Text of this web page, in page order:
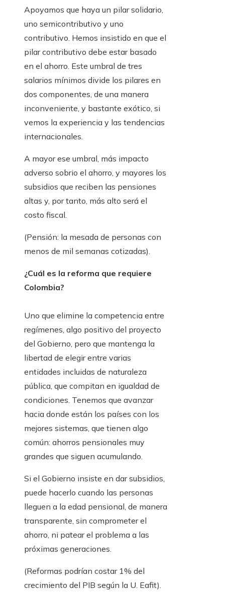
Apoyamos que haya un pilar solidario,
uno semicontributivo y uno
contributivo. Hemos insistido en que el
pilar contributivo debe estar basado
en el ahorro. Este umbral de tres
salarios mínimos divide los pilares en
dos componentes, de una manera
inconveniente, y bastante exótico, si
vemos la experiencia y las tendencias
internacionales.
A mayor ese umbral, más impacto
adverso sobrio el ahorro, y mayores los
subsidios que reciben las pensiones
altas y, por tanto, más alto será el
costo fiscal.
(Pensión: la mesada de personas con
menos de mil semanas cotizadas).
¿Cuál es la reforma que requiere
Colombia?
Uno que elimine la competencia entre
regímenes, algo positivo del proyecto
del Gobierno, pero que mantenga la
libertad de elegir entre varias
entidades incluidas de naturaleza
pública, que compitan en igualdad de
condiciones. Tenemos que avanzar
hacia donde están los países con los
mejores sistemas, que tienen algo
común: ahorros pensionales muy
grandes que siguen acumulando.
Si el Gobierno insiste en dar subsidios,
puede hacerlo cuando las personas
lleguen a la edad pensional, de manera
transparente, sin comprometer el
ahorro, ni patear el problema a las
próximas generaciones.
(Reformas podrían costar 1% del
crecimiento del PIB según la U. Eafit).